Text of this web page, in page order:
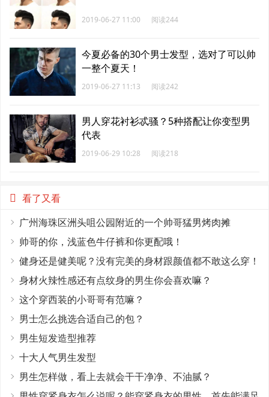
2019-06-27 11:00 阅读244
今夏必备的30个男士发型，选对了可以帅
一整个夏天！
2019-06-27 11:13 阅读242
男人穿花衬衫忒骚？5种搭配让你变型男
代表
2019-06-29 10:28 阅读218
看了又看
广州海珠区洲头咀公园附近的一个帅哥猛男烤肉摊
帅哥的你，浅蓝色牛仔裤和你更配哦！
健身还是健美呢？没有完美的身材跟颜值都不敢这么穿！
身材火辣性感还有点纹身的男生你会喜欢嘛？
这个穿西装的小哥哥有范嘛？
男士怎么挑选合适自己的包？
男生短发造型推荐
十大人气男生发型
男生怎样做，看上去就会干干净净、不油腻？